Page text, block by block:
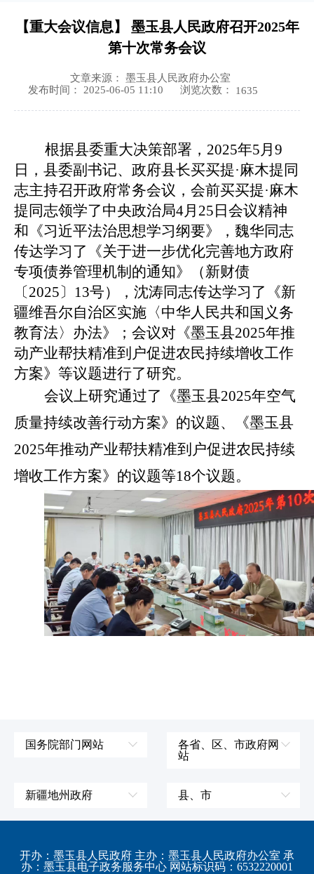
【重大会议信息】 墨玉县人民政府召开2025年
第十次常务会议
文章来源： 墨玉县人民政府办公室
发布时间： 2025-06-05 11:10
浏览次数： 1635
根据县委重大决策部署， 2025年5月9
日，县委副书记、政府县长买买提·麻木提同
志主持召开政府常务会议，会前买买提·麻木
提同志领学了中央政治局4月25日会议精神
和《习近平法治思想学习纲要》，魏华同志
传达学习了《关于进一步优化完善地方政府
专项债券管理机制的通知》（新财债
〔2025〕13号），沈涛同志传达学习了《新
疆维吾尔自治区实施〈中华人民共和国义务
教育法〉办法》；会议对《墨玉县2025年推
动产业帮扶精准到户促进农民持续增收工作
方案》等议题进行了研究。
会议上研究通过了
《墨玉县2025年空气
质量持续改善行动方案》的议题、
《墨玉县
2025年推动产业帮扶精准到户促进农民持续
增收工作方案》的议题等18个议题。
国务院部门网站
国防部
教育部
各省、区、市政府网
站
江苏省
新疆地州政府
伊犁哈萨克自治州
阿勒泰地区
县、市
皮山县
策勒县
开办：墨玉县人民政府 主办：墨玉县人民政府办公室 承
办：墨玉县电子政务服务中心 网站标识码：6532220001